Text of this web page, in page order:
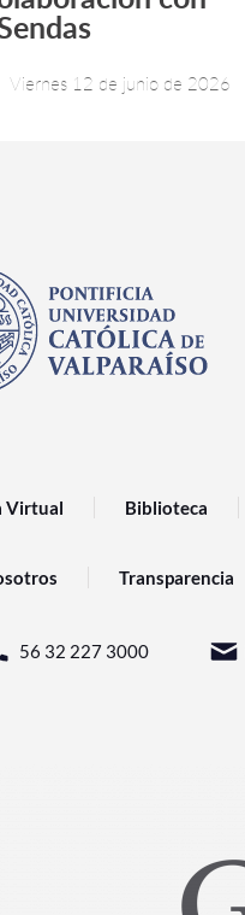
Viernes 12 de junio de 2026
Virtual Biblioteca
Transparencia
56 32 227 3000